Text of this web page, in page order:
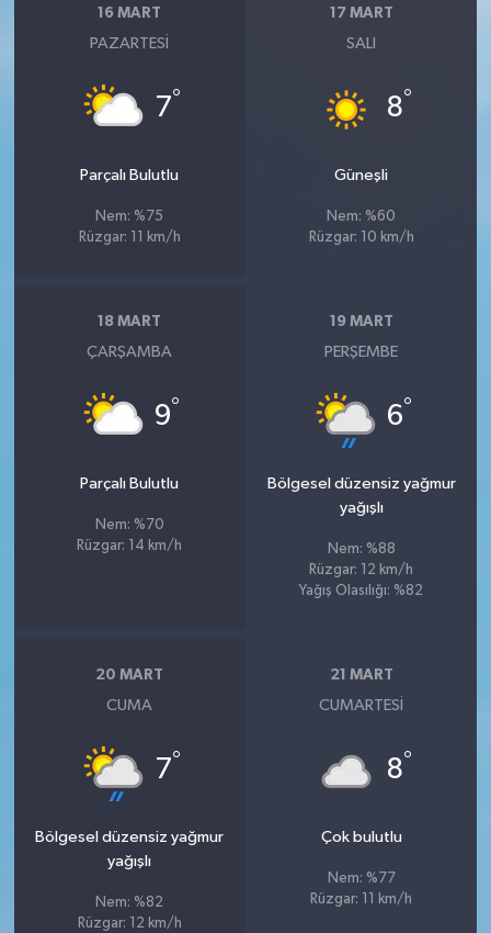
16 MART
PAZARTESI
7°
Parçalı Bulutlu
Nem: %75
Rüzgar: 11 km/h
17 MART
SALI
8°
Güneşli
Nem: %60
Rüzgar: 10 km/h
18 MART
ÇARŞAMBA
9°
Parçalı Bulutlu
Nem: %70
Rüzgar: 14 km/h
19 MART
PERŞEMBE
6°
Bölgesel düzensiz yağmur
yağışlı
Nem: %88
Rüzgar: 12 km/h
Yağış Olasılığı: %82
20 MART
CUMA
7°
Bölgesel düzensiz yağmur
yağışlı
Nem: %82
Rüzgar: 12 km/h
21 MART
CUMARTESI
8°
Çok bulutlu
Nem: %77
Rüzgar: 11 km/h